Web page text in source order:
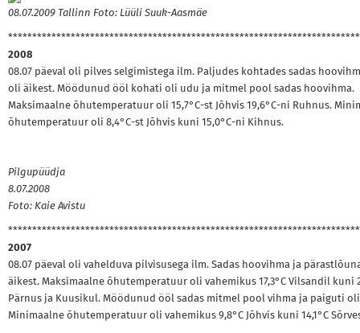
08.07.2009 Tallinn Foto: Lüüli Suuk-Aasmäe
2008
08.07 päeval oli pilves selgimistega ilm. Paljudes kohtades sadas
oli äikest. Möödunud ööl kohati oli udu ja mitmel pool sadas hoovihma.
Maksimaalne õhutemperatuur oli 15,7°C-st Jõhvis 19,6°C-ni Ruhnus.
õhutemperatuur oli 8,4°C-st Jõhvis kuni 15,0°C-ni Kihnus.
Pilgupüüdja
8.07.2008
Foto: Kaie Avistu
2007
08.07 päeval oli vahelduva pilvisusega ilm. Sadas hoovihma ja
äikest. Maksimaalne õhutemperatuur oli vahemikus 17,3°C Vilsandil kuni
Pärnus ja Kuusikul. Möödunud ööl sadas mitmel pool vihma ja paiguti
Minimaalne õhutemperatuur oli vahemikus 9,8°C Jõhvis kuni 14,1°C